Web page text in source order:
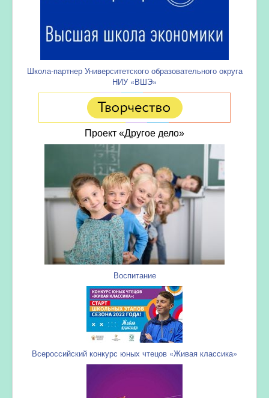
Школа-партнер Университетского образовательного округа
НИУ «ВШЭ»
Проект «Другое дело»
Воспитание
Всероссийский конкурс юных чтецов «Живая классика»